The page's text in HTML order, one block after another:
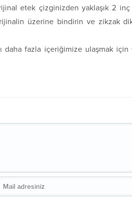
orijinal etek çizginizden yaklaşık 2
üzerine bindirin ve zikzak
daha fazla içeriğimize ulaşmak için